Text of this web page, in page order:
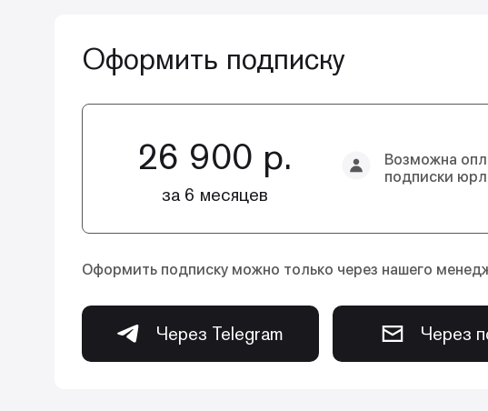
Оформить подписку
26 900 р.
за 6 месяцев
Возможна
подписки
Оформить подписку можно только через нашего
Через Telegram Через